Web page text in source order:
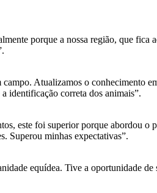
porque a nossa região, que
Atualizamos o conhecimento
identificação correta dos animais”.
este foi superior porque abordou
Superou minhas expectativas”.
equídea. Tive a oportunidade